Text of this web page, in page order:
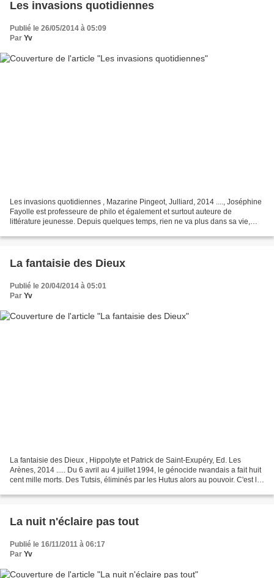
Les invasions quotidiennes
Publié le 26/05/2014 à 05:09
Par Yv
Les invasions quotidiennes , Mazarine Pingeot, Julliard, 2014 ...., Joséphine
Fayolle est professeure de philo et également et surtout auteure de
littérature jeunesse. Depuis quelques temps, rien ne va plus dans sa vie,
La fantaisie des Dieux
Publié le 20/04/2014 à 05:01
Par Yv
La fantaisie des Dieux , Hippolyte et Patrick de Saint-Exupéry, Ed. Les
Arènes, 2014 ..... Du 6 avril au 4 juillet 1994, le génocide rwandais a fait huit
cent mille morts. Des Tutsis, éliminés par les Hutus alors au pouvoir. C'est le
La nuit n'éclaire pas tout
Publié le 16/11/2011 à 06:17
Par Yv